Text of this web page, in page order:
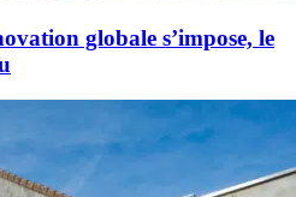
globale s’impose, le